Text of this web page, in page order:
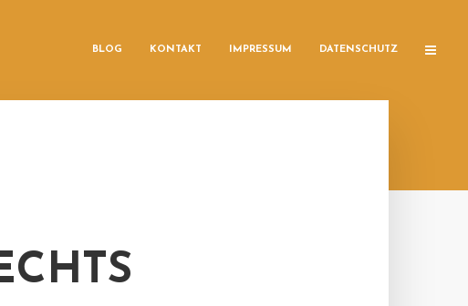
BLOG KONTAKT IMPRESSUM DATENSCHUTZ